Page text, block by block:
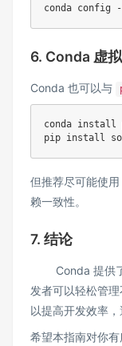
conda config
6. Conda 虚
Conda 也可以与
conda install
pip install
但推荐尽可能使用
赖一致性。
7. 结论
Conda 提供了
发者可以轻松管
以提高开发效率，
希望本指南对你有